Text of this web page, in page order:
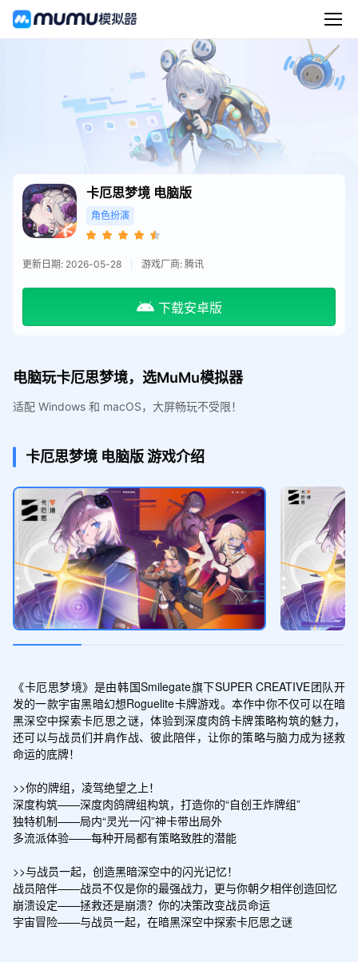
卡厄思梦境 电脑版
角色扮演
更新日期: 2026-05-28 游戏厂商: 腾讯
下载安卓版
电脑玩卡厄思梦境，选MuMu模拟器
适配 Windows 和 macOS，大屏畅玩不受限！
卡厄思梦境 电脑版游戏介绍
《卡厄思梦境》是由韩国Smilegate旗下SUPER CREATIVE团队开
发的一款宇宙黑暗幻想Roguelite卡牌游戏。本作中你不仅可以在暗
黑深空中探索卡厄思之谜，体验到深度肉鸽卡牌策略构筑的魅力，
还可以与战员们并肩作战、彼此陪伴，让你的策略与脑力成为拯救
命运的底牌！
>>你的牌组，凌驾绝望之上！
深度构筑——深度肉鸽牌组构筑，打造你的“自创王炸牌组”
独特机制——局内“灵光一闪”神卡带出局外
多流派体验——每种开局都有策略致胜的潜能
>>与战员一起，创造黑暗深空中的闪光记忆！
战员陪伴——战员不仅是你的最强战力，更与你朝夕相伴创造回忆
崩溃设定——拯救还是崩溃？你的决策改变战员命运
宇宙冒险——与战员一起，在暗黑深空中探索卡厄思之谜